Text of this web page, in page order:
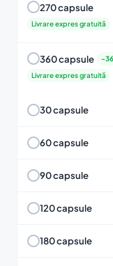
270 capsule
Livrare expres gratuită
360 capsule
Livrare expres gratuită
30 capsule
60 capsule
90 capsule
120 capsule
180 capsule